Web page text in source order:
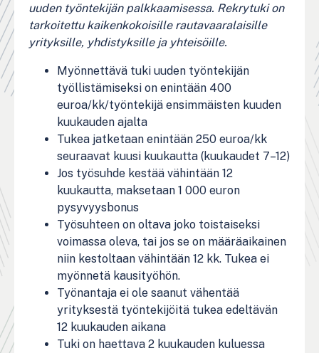
uuden työntekijän palkkaamisessa. Rekrytuki on
tarkoitettu kaikenkokoisille rautavaaralaisille
yrityksille, yhdistyksille ja yhteisöille.
Myönnettävä tuki uuden työntekijän
työllistämiseksi on enintään 400
euroa/kk/työntekijä ensimmäisten kuuden
kuukauden ajalta
Tukea jatketaan enintään 250 euroa/kk
seuraavat kuusi kuukautta (kuukaudet 7–12)
Jos työsuhde kestää vähintään 12
kuukautta, maksetaan 1 000 euron
pysyvyysbonus
Työsuhteen on oltava joko toistaiseksi
voimassa oleva, tai jos se on määräaikainen
niin kestoltaan vähintään 12 kk. Tukea ei
myönnetä kausityöhön.
Työnantaja ei ole saanut vähentää
yrityksestä työntekijöitä tukea edeltävän
12 kuukauden aikana
Tuki on haettava 2 kuukauden kuluessa